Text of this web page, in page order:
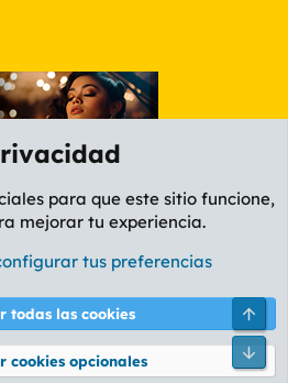
AMARILLO
Política de privacidad Ayuda
®
para que este sitio funcione,
mejorar tu experiencia.
tus preferencias
todas las cookies
cookies opcionales
Pie